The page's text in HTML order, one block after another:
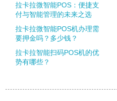
拉卡拉微智能POS：便捷支
付与智能管理的未来之选
拉卡拉微智能POS机办理需
要押金吗？多少钱？
拉卡拉智能扫码POS机的优
势有哪些？